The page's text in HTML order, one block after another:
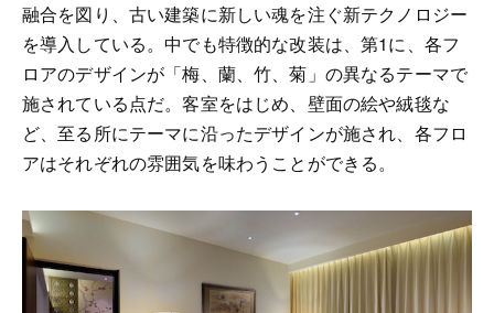
融合を図り、古い建築に新しい魂を注ぐ新テクノロジー
を導入している。中でも特徴的な改装は、第1に、各フ
ロアのデザインが「梅、蘭、竹、菊」の異なるテーマで
施されている点だ。客室をはじめ、壁面の絵や絨毯な
ど、至る所にテーマに沿ったデザインが施され、各フロ
アはそれぞれの雰囲気を味わうことができる。